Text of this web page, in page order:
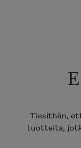
Tiesithän,
tuotteita,